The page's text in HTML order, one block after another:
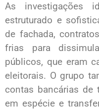
As investigações
estruturado e
de fachada,
frias para
públicos, que eram
eleitorais. O grupo
contas bancárias de
em espécie e